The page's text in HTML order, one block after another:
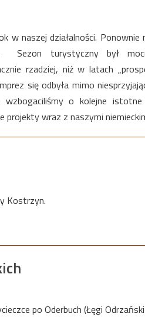
w naszej działalności.
Sezon turystyczny był
rzadziej, niż w latach
się odbyła mimo
wzbogaciliśmy o kolejne
projekty wraz z naszymi
Kostrzyn.
po Oderbuch (Łęgi